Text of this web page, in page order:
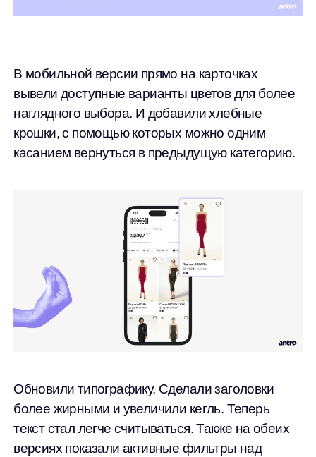
В мобильной версии прямо на карточках
вывели доступные варианты цветов для более
наглядного выбора. И добавили хлебные
крошки, с помощью которых можно одним
касанием вернуться в предыдущую категорию.
Обновили типографику. Сделали заголовки
более жирными и увеличили кегль. Теперь
текст стал легче считываться. Также на обеих
версиях показали активные фильтры над